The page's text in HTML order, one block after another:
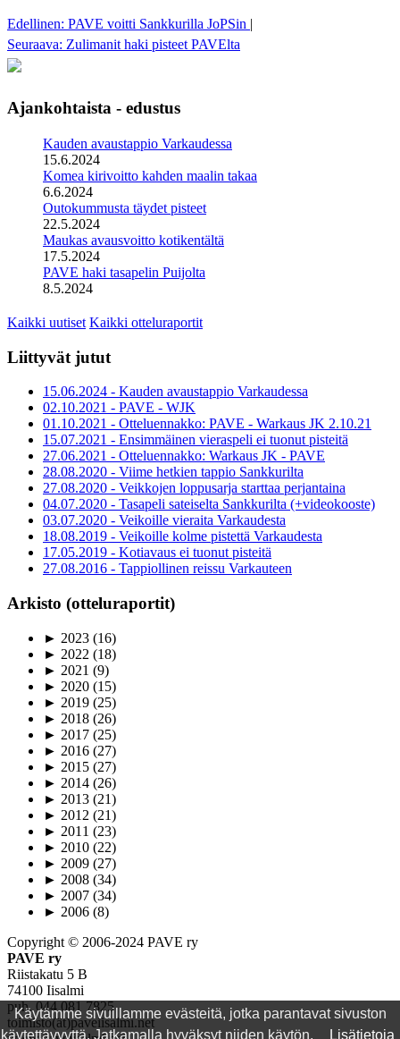
Edellinen: PAVE voitti Sankkurilla JoPSin |
Seuraava: Zulimanit haki pisteet PAVElta
Ajankohtaista - edustus
Kauden avaustappio Varkaudessa
15.6.2024
Komea kirivoitto kahden maalin takaa
6.6.2024
Outokummusta täydet pisteet
22.5.2024
Maukas avausvoitto kotikentältä
17.5.2024
PAVE haki tasapelin Puijolta
8.5.2024
Kaikki uutiset Kaikki otteluraportit
Liittyvät jutut
15.06.2024 - Kauden avaustappio Varkaudessa
02.10.2021 - PAVE - WJK
01.10.2021 - Otteluennakko: PAVE - Warkaus JK 2.10.21
15.07.2021 - Ensimmäinen vieraspeli ei tuonut pisteitä
27.06.2021 - Otteluennakko: Warkaus JK - PAVE
28.08.2020 - Viime hetkien tappio Sankkurilta
27.08.2020 - Veikkojen loppusarja starttaa perjantaina
04.07.2020 - Tasapeli sateiselta Sankkurilta (+videokooste)
03.07.2020 - Veikoille vieraita Varkaudesta
18.08.2019 - Veikoille kolme pistettä Varkaudesta
17.05.2019 - Kotiavaus ei tuonut pisteitä
27.08.2016 - Tappiollinen reissu Varkauteen
Arkisto (otteluraportit)
► 2023 (16)
► 2022 (18)
► 2021 (9)
► 2020 (15)
► 2019 (25)
► 2018 (26)
► 2017 (25)
► 2016 (27)
► 2015 (27)
► 2014 (26)
► 2013 (21)
► 2012 (21)
► 2011 (23)
► 2010 (22)
► 2009 (27)
► 2008 (34)
► 2007 (34)
► 2006 (8)
Copyright © 2006-2024 PAVE ry
PAVE ry
Riistakatu 5 B
74100 Iisalmi
puh. 044 081 7825
toimisto(ät)paveiisalmi.net
Käytämme sivuillamme evästeitä, jotka parantavat sivuston
käytettävyyttä. Jatkamalla hyväksyt niiden käytön.
Lisätietoja